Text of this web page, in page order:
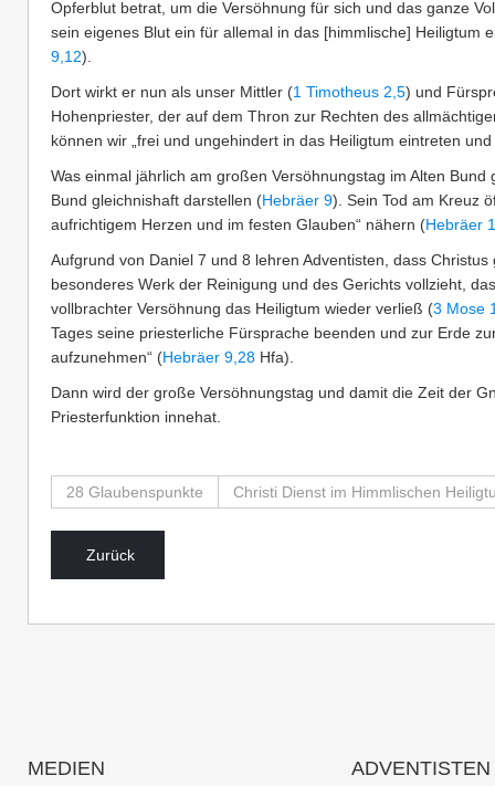
Opferblut betrat, um die Versöhnung für sich und das ganze
sein eigenes Blut ein für allemal in das [himmlische] Heiligtum
9,12).
Dort wirkt er nun als unser Mittler (1 Timotheus 2,5) und
Hohenpriester, der auf dem Thron zur Rechten des
können wir „frei und ungehindert in das Heiligtum eintreten
Was einmal jährlich am großen Versöhnungstag im Alten
Bund gleichnishaft darstellen (Hebräer 9). Sein Tod am Kreuz
aufrichtigem Herzen und im festen Glauben“ nähern (Hebräer
Aufgrund von Daniel 7 und 8 lehren Adventisten, dass
besonderes Werk der Reinigung und des Gerichts vollzieht,
vollbrachter Versöhnung das Heiligtum wieder verließ (3 Mose
Tages seine priesterliche Fürsprache beenden und zur Erde
aufzunehmen“ (Hebräer 9,28 Hfa).
Dann wird der große Versöhnungstag und damit die Zeit der
Priesterfunktion innehat.
28 Glaubenspunkte Christi Dienst im Himmlischen
Zurück
MEDIEN ADVENTISTEN